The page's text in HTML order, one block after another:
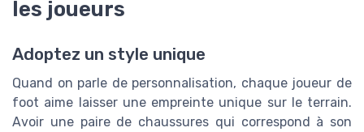
les joueurs
Adoptez un style unique
Quand on parle de personnalisation, chaque joueur de
foot aime laisser une empreinte unique sur le terrain.
Avoir une paire de chaussures qui correspond à son